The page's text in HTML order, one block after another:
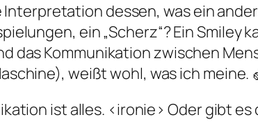
dessen, was ein
ein „Scherz“? Ein Smiley
das Kommunikation zwischen
weißt wohl, was ich meine.
ist alles. <ironie> Oder gibt